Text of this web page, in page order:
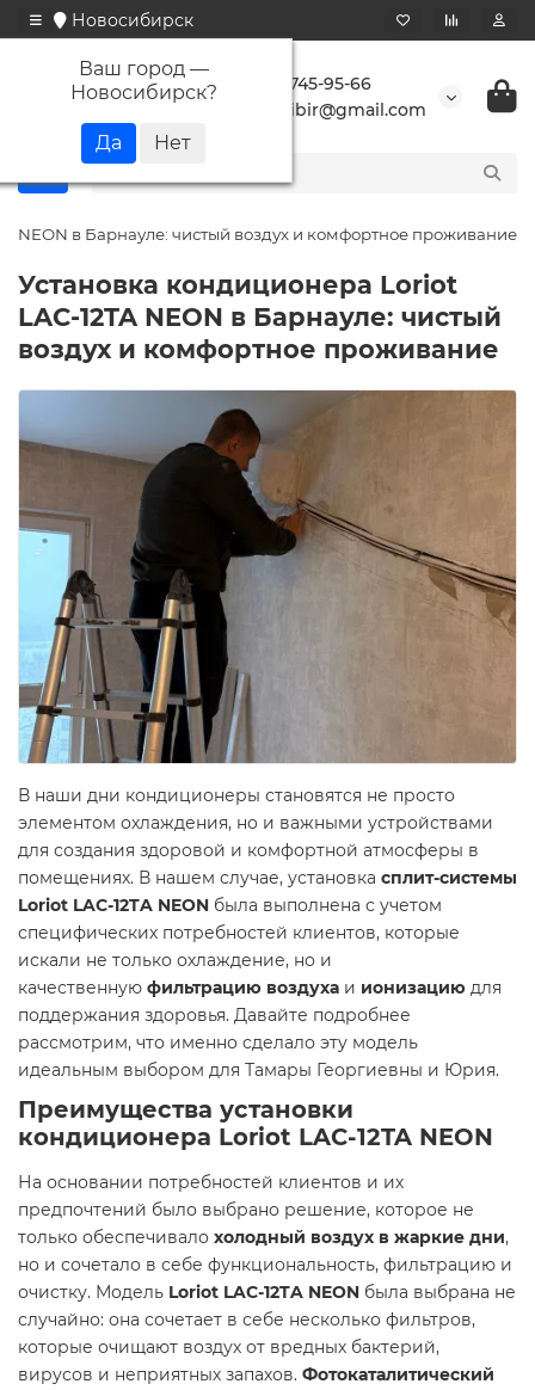
Новосибирск
Ваш город —
Новосибирск?
+7 923 745-95-66
buransibir@gmail.com
NEON в Барнауле: чистый воздух и комфортное проживание
Установка кондиционера Loriot
LAC-12TA NEON в Барнауле: чистый
воздух и комфортное проживание
В наши дни кондиционеры становятся не просто
элементом охлаждения, но и важными устройствами
для создания здоровой и комфортной атмосферы в
помещениях. В нашем случае, установка сплит-системы
Loriot LAC-12TA NEON была выполнена с учетом
специфических потребностей клиентов, которые
искали не только охлаждение, но и
качественную фильтрацию воздуха и ионизацию для
поддержания здоровья. Давайте подробнее
рассмотрим, что именно сделало эту модель
идеальным выбором для Тамары Георгиевны и Юрия.
Преимущества установки
кондиционера Loriot LAC-12TA NEON
На основании потребностей клиентов и их
предпочтений было выбрано решение, которое не
только обеспечивало холодный воздух в жаркие дни,
но и сочетало в себе функциональность, фильтрацию и
очистку. Модель Loriot LAC-12TA NEON была выбрана не
случайно: она сочетает в себе несколько фильтров,
которые очищают воздух от вредных бактерий,
вирусов и неприятных запахов. Фотокаталитический